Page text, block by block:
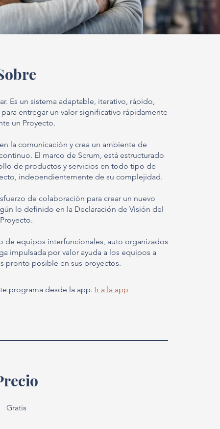
Es un sistema adaptable, iterativo, rápido,
entregar un valor significativo rápidamente
un Proyecto.
la comunicación y crea un ambiente de
El marco de Scrum, está estructurado
de productos y servicios en todo tipo de
independientemente de su complejidad.
de colaboración para crear un nuevo
lo definido en la Declaración de Visión del
Proyecto.
de equipos interfuncionales, auto organizados
impulsada por valor ayuda a los equipos a
programa desde la app. Ir a la app
Gratis